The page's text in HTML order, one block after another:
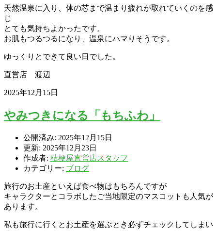
天然温泉に入り、体の芯まで温まり疲れが取れていくのを感
じ
とても気持ちよかったです。
お肌もつるつるになり、温泉にハマりそうです。
ゆっくりとできて良い日でした。
直営店 渡辺
2025年12月15日
やみつきになる「もちふわ」
公開済み: 2025年12月15日
更新: 2025年12月23日
作成者: 桔梗屋直営店スタッフ
カテゴリー: ブログ
旅行のお土産といえば食べ物はもちろんですが
キャラクターとコラボしたご当地限定のマスコットも人気が
あります。
私も旅行に行くとお土産を選ぶとき必ずチェックしてしまい